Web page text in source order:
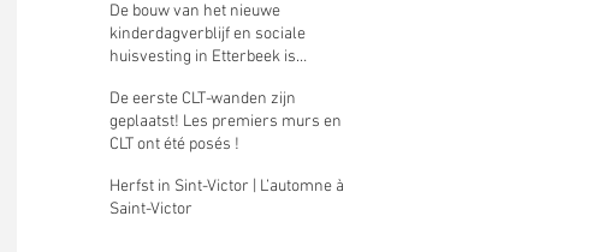
De bouw van het nieuwe
kinderdagverblijf en sociale
huisvesting in Etterbeek is
nouvelle crèche et des logements
sociaux à Etterbeek a commencé!
De eerste CLT-wanden zijn
geplaatst! Les premiers murs en
CLT ont été posés !
Herfst in Sint-Victor | L’automne à
Saint-Victor